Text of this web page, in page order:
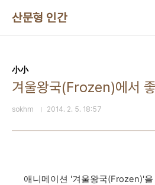
산문형 인간
小小
겨울왕국(Frozen)에서
sokhm 2014. 2. 5. 18:57
애니메이션 '겨울왕국(Frozen)'을